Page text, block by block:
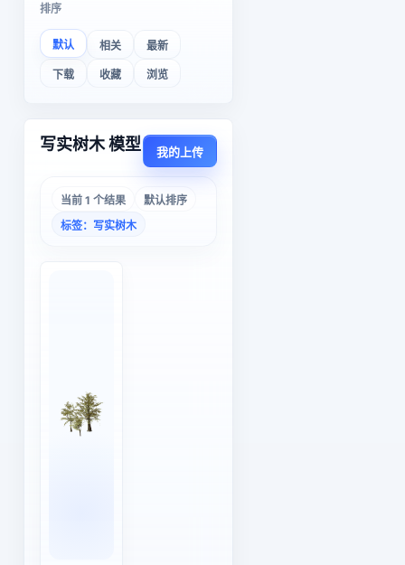
排序
默认 相关 最新
下载 收藏 浏览
写实树木 模型 我的上传
当前 1 个结果
默认排序
标签：写实树木